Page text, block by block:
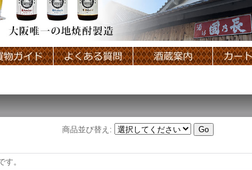
商品並び替え :
。